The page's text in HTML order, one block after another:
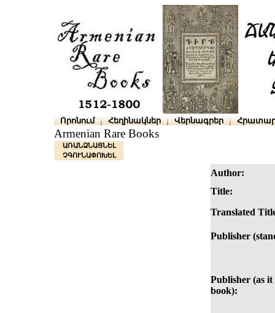
Որոնում Հեղինակներ Վերնագրեր
Armenian Rare Books
ԱՌԱՆՁՆԱՑՆԵԼ
ՉԳՈՒՆԱՓՈԽԵԼ
Author:
Title:
Translated
Publisher
Publisher (as it
book):